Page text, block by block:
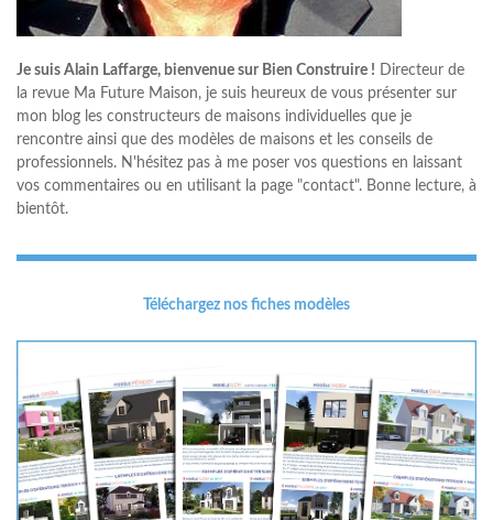
Je suis Alain Laffarge, bienvenue sur Bien Construire ! Directeur de
la revue Ma Future Maison, je suis heureux de vous présenter sur
mon blog les constructeurs de maisons individuelles que je
rencontre ainsi que des modèles de maisons et les conseils de
professionnels. N'hésitez pas à me poser vos questions en laissant
vos commentaires ou en utilisant la page "contact". Bonne lecture, à
bientôt.
Téléchargez nos fiches modèles